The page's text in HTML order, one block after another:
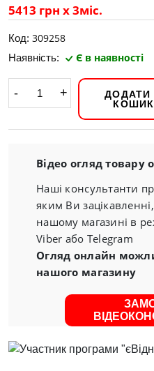
5413 грн х 3міс.
Код: 309258
Наявність: Є в наявності
- +
ДОДАТИ
Відео огляд товару
Наші консультанти
яким Ви
нашому магазині в
Viber або Telegram
Огляд онлайн
нашого магазину